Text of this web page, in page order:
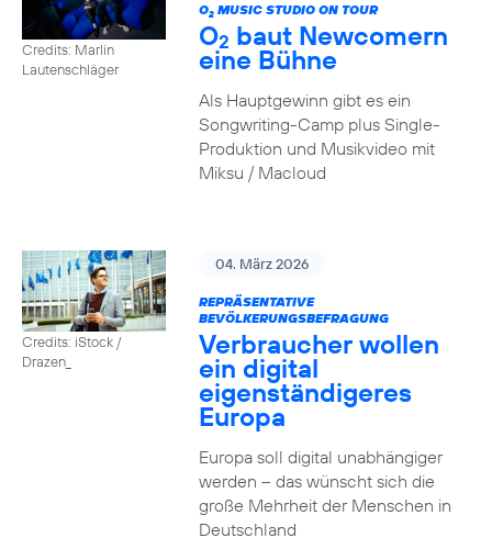
Credits: Marlin
Lautenschläger
O2MUSIC STUDIO ON TOUR
O2 baut Newcomern
eine Bühne
Als Hauptgewinn gibt es ein
Songwriting-Camp plus Single-
Produktion und Musikvideo mit
Miksu / Macloud
Credits: iStock /
Drazen_
04. März 2026
REPRÄSENTATIVE
BEVÖLKERUNGSBEFRAGUNG
Verbraucher wollen
ein digital
eigenständigeres
Europa
Europa soll digital unabhängiger
werden – das wünscht sich die
große Mehrheit der Menschen in
Deutschland